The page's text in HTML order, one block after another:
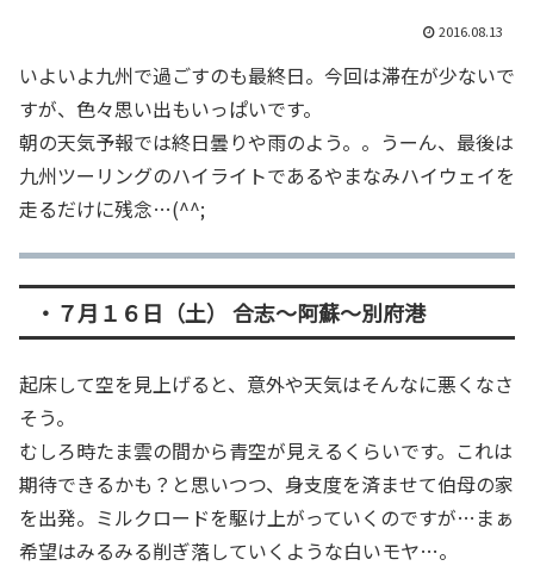
2016.08.13
いよいよ九州で過ごすのも最終日。今回は滞在が少ないで
すが、色々思い出もいっぱいです。
朝の天気予報では終日曇りや雨のよう。。うーん、最後は
九州ツーリングのハイライトであるやまなみハイウェイを
走るだけに残念…(^^;
・７月１６日（土） 合志～阿蘇～別府港
起床して空を見上げると、意外や天気はそんなに悪くなさ
そう。
むしろ時たま雲の間から青空が見えるくらいです。これは
期待できるかも？と思いつつ、身支度を済ませて伯母の家
を出発。ミルクロードを駆け上がっていくのですが…まぁ
希望はみるみる削ぎ落していくような白いモヤ…。